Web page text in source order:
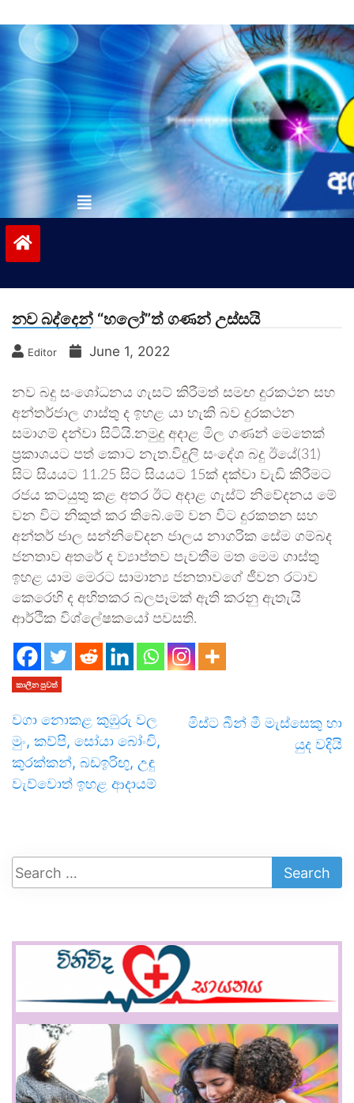
to
contentvinivida.lk
නව බද්දෙන් “හලෝ”ත් ගණන් උස්සයි
Editor June 1, 2022
නව බදු සංශෝධනය ගැසට් කිරීමත් සමඟ දුරකථන සහ
අන්තර්ජාල ගාස්තු ද ඉහළ යා හැකි බව දුරකථන
සමාගම් දන්වා සිටියි.නමුදු අදාළ මිල ගණන් මෙතෙක්
ප්‍රකාශයට පත් කොට නැත.විදුලි සංදේශ බදු ඊයේ(31)
සිට සියයට 11.25 සිට සියයට 15ක් දක්වා වැඩි කිරීමට
රජය කටයුතු කළ අතර ඊට අදාළ ගැස්ට් නිවේදනය මේ
වන විට නිකුත් කර තිබේ.මේ වන විට දුරකතන සහ
අන්තර් ජාල සන්නිවේදන ජාලය නාගරික සේම ගම්බද
ජනතාව අතරේ ද ව්‍යාප්තව පැවතීම මත මෙම ගාස්තු
ඉහළ යාම මෙරට සාමාන්‍ය ජනතාවගේ ජීවන රටාව
කෙරෙහි ද අහිතකර බලපෑමක් ඇති කරනු ඇතැයි
ආර්ථික විශ්ලේෂකයෝ පවසති.
කාලීන පුවත්
වගා නොකළ කුඹුරු වල
මුං, කව්පි, සෝයා බෝංචි,
කුරක්කන්, බඩඉරිඟු, උඳු
වැව්වොත් ඉහළ ආදායම්
මිස්ට බීන් මී මැස්සෙකු හා
යුද වදියි